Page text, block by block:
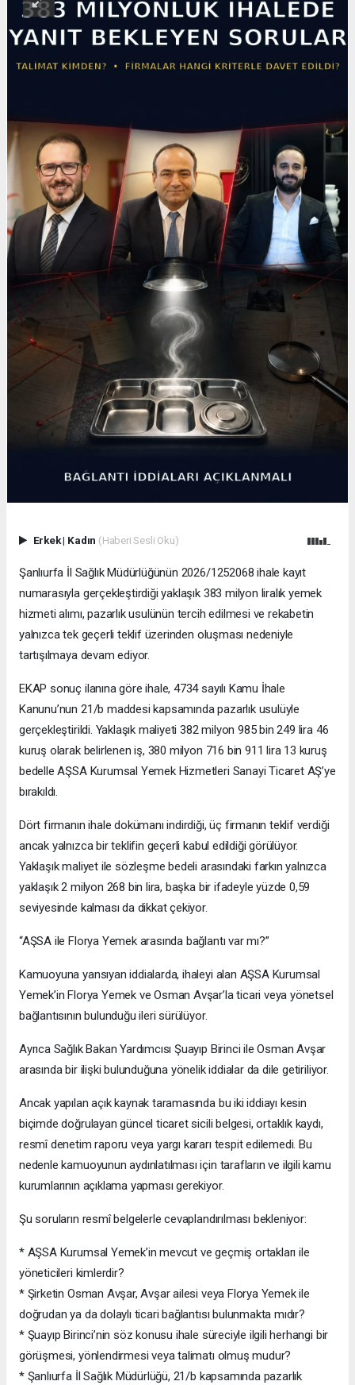
Erkek| Kadın (Haberi Sesli Oku)
Şanlıurfa İl Sağlık Müdürlüğünün 2026/1252068 ihale kayıt
numarasıyla gerçekleştirdiği yaklaşık 383 milyon liralık yemek
hizmeti alımı, pazarlık usulünün tercih edilmesi ve rekabetin
yalnızca tek geçerli teklif üzerinden oluşması nedeniyle
tartışılmaya devam ediyor.
EKAP sonuç ilanına göre ihale, 4734 sayılı Kamu İhale
Kanunu’nun 21/b maddesi kapsamında pazarlık usulüyle
gerçekleştirildi. Yaklaşık maliyeti 382 milyon 985 bin 249 lira 46
kuruş olarak belirlenen iş, 380 milyon 716 bin 911 lira 13 kuruş
bedelle AŞSA Kurumsal Yemek Hizmetleri Sanayi Ticaret AŞ’ye
bırakıldı.
Dört firmanın ihale dokümanı indirdiği, üç firmanın teklif verdiği
ancak yalnızca bir teklifin geçerli kabul edildiği görülüyor.
Yaklaşık maliyet ile sözleşme bedeli arasındaki farkın yalnızca
yaklaşık 2 milyon 268 bin lira, başka bir ifadeyle yüzde 0,59
seviyesinde kalması da dikkat çekiyor.
“AŞSA ile Florya Yemek arasında bağlantı var mı?”
Kamuoyuna yansıyan iddialarda, ihaleyi alan AŞSA Kurumsal
Yemek’in Florya Yemek ve Osman Avşar’la ticari veya yönetsel
bağlantısının bulunduğu ileri sürülüyor.
Ayrıca Sağlık Bakan Yardımcısı Şuayıp Birinci ile Osman Avşar
arasında bir ilişki bulunduğuna yönelik iddialar da dile getiriliyor.
Ancak yapılan açık kaynak taramasında bu iki iddiayı kesin
biçimde doğrulayan güncel ticaret sicili belgesi, ortaklık kaydı,
resmî denetim raporu veya yargı kararı tespit edilemedi. Bu
nedenle kamuoyunun aydınlatılması için tarafların ve ilgili kamu
kurumlarının açıklama yapması gerekiyor.
Şu soruların resmî belgelerle cevaplandırılması bekleniyor:
* AŞSA Kurumsal Yemek’in mevcut ve geçmiş ortakları ile
yöneticileri kimlerdir?
* Şirketin Osman Avşar, Avşar ailesi veya Florya Yemek ile
doğrudan ya da dolaylı ticari bağlantısı bulunmakta mıdır?
* Şuayıp Birinci’nin söz konusu ihale süreciyle ilgili herhangi bir
görüşmesi, yönlendirmesi veya talimatı olmuş mudur?
* Şanlıurfa İl Sağlık Müdürlüğü, 21/b kapsamında pazarlık